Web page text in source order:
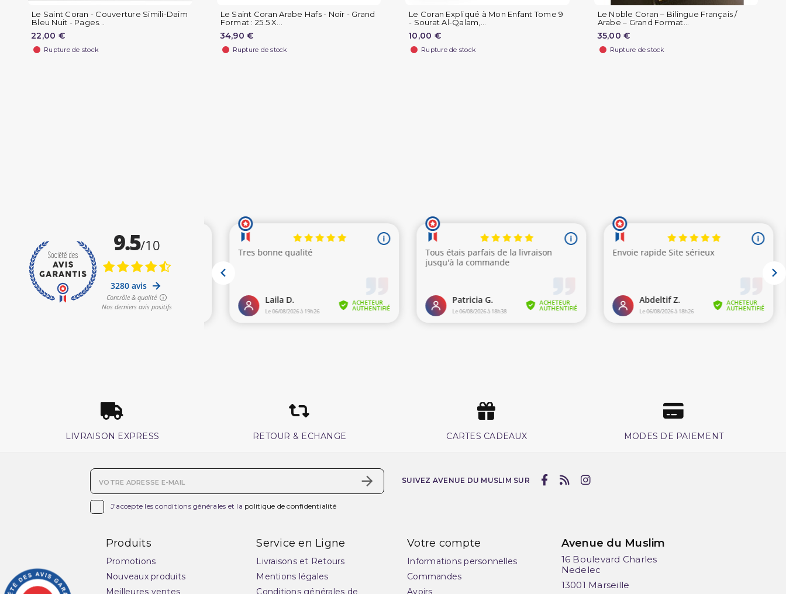
Le Saint Coran - Couverture Simili-Daim
Bleu Nuit - Pages...
22,00 €
Rupture de stock
Le Saint Coran Arabe Hafs - Noir - Grand
Format : 25.5 X...
34,90 €
Rupture de stock
Le Coran Expliqué à Mon Enfant Tome 9
- Sourat Al-Qalam,...
10,00 €
Rupture de stock
Le Noble Coran – Bilingue Français /
Arabe – Grand Format...
35,00 €
Rupture de stock
LIVRAISON EXPRESS RETOUR & ECHANGE CARTES CADEAUX MODES DE PAIEMENT
J'accepte les conditions générales et la politique de confidentialité
SUIVEZ AVENUE DU MUSLIM SUR
Produits
Promotions
Nouveaux produits
Meilleures ventes
Service en Ligne
Livraisons et Retours
Mentions légales
Conditions générales de
Votre compte
Informations personnelles
Commandes
Avoirs
Avenue du Muslim
16 Boulevard Charles
Nedelec
13001 Marseille